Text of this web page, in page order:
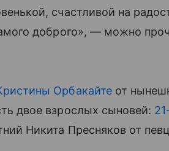
счастливой на
доброго», — можно
Орбакайтеот
двое взрослых сыновей:
Никита Пресняков от